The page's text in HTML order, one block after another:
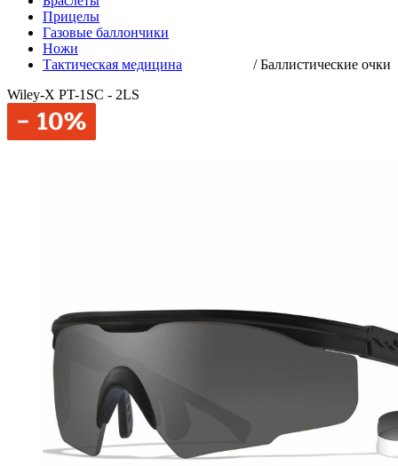
Прицелы
Газовые баллончики
Ножи
Тактическая медицина
/Баллистические очки
Wiley-X PT-1SC - 2LS